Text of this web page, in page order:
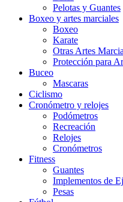
Pelotas y Guantes
Boxeo y artes marciales
Boxeo
Karate
Otras Artes
Protección para
Buceo
Mascaras
Ciclismo
Cronómetro y relojes
Podómetros
Recreación
Relojes
Cronómetros
Fitness
Guantes
Implementos de
Pesas